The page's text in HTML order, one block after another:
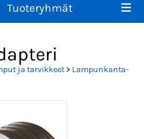
Tuoteryhmät
ja tarvikkeet> Lampunkanta-